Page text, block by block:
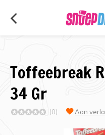
Toffeebreak
34 Gr
(0) Aan